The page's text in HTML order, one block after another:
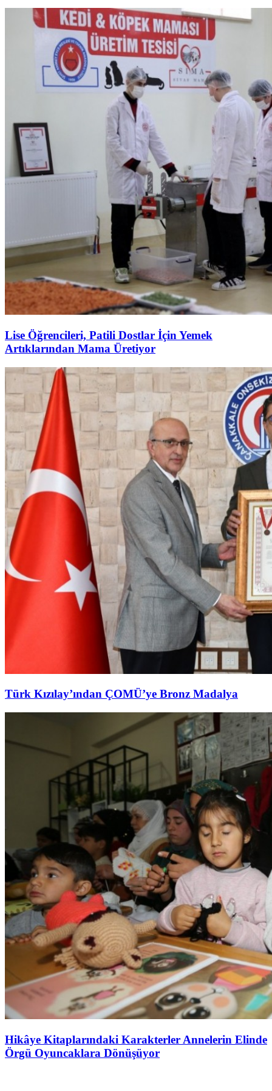
Lise Öğrencileri, Patili Dostlar İçin Yemek
Artıklarından Mama Üretiyor
Türk Kızılay’ından ÇOMÜ’ye Bronz Madalya
Hikâye Kitaplarındaki Karakterler Annelerin Elinde
Örgü Oyuncaklara Dönüşüyor